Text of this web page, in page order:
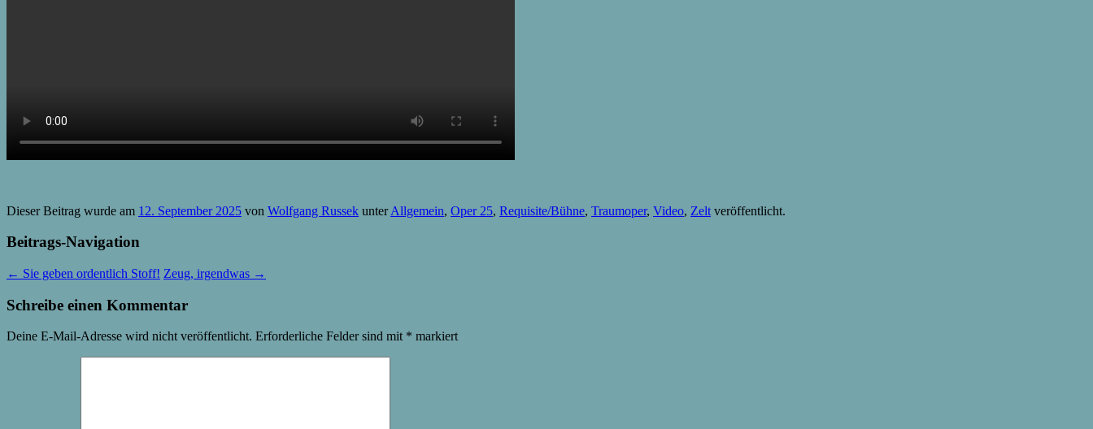
Dieser Beitrag wurde am 12. September 2025 von Wolfgang Russek unterAllgemein, Oper 25, Requisite/Bühne, Traumoper, Video, Zelt veröffentlicht.
Beitrags-Navigation
← Sie geben ordentlich Stoff! Zeug, irgendwas →
Schreibe einen Kommentar
Deine E-Mail-Adresse wird nicht veröffentlicht. Erforderliche Felder sind mit * markiert